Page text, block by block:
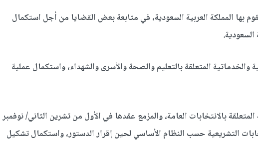
بها المملكة العربية السعودية، في متابعة بعض القضايا من أجل استكمال
السعودية.
والخدماتية المتعلقة بالتعليم والصحة والأسرى والشهداء، واستكمال عملية
بالانتخابات العامة، والمزمع عقدها في الأول من تشرين الثاني/ نوفمبر
التشريعية حسب النظام الأساسي لحين إقرار الدستور، واستكمال تشكيل